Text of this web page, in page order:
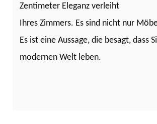
Zentimeter Eleganz verleiht
Ihres Zimmers. Es sind nicht nur
Es ist eine Aussage, die besagt, dass
modernen Welt leben.